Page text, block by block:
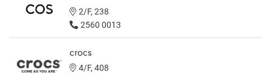
2/F, 238
2560 0013
crocs
4/F, 408